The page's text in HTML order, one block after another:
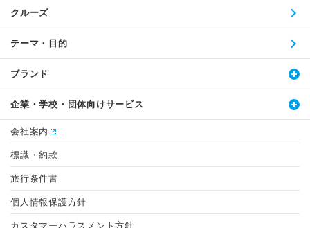
クルーズ
テーマ・目的
ブランド
企業・学校・団体向けサービス
会社案内
標識・約款
旅行条件書
個人情報保護方針
カスタマーハラスメント方針